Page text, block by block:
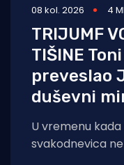
08 kol. 2026 4
TRIJUMF
TIŠINE
preveslao
duševni
U vremenu
svakodnevica